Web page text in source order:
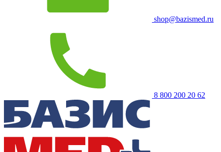
shop@bazismed.ru
8 800 200 20 62